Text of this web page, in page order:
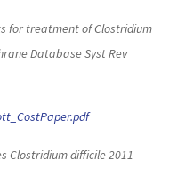
for treatment of Clostridium
Database Syst Rev
Clostridium difficile 2011